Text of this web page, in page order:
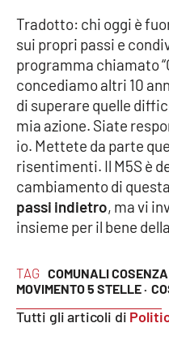
TAG COMUNALI COSENZA
MOVIMENTO 5 STELLE ·
Tutti gli articoli di
Tradotto: chi oggi è
sui propri passi e
programma chiamato
concediamo altri 10
di superare quelle
mia azione. Siate
io. Mettete da parte
risentimenti. Il M5S è
cambiamento di
passi indietro, ma vi
insieme per il bene